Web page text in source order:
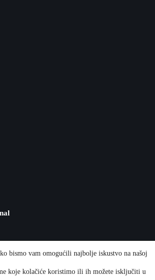
bismo vam omogućili najbolje iskustvo na našoj
koje kolačiće koristimo ili ih možete isključiti u